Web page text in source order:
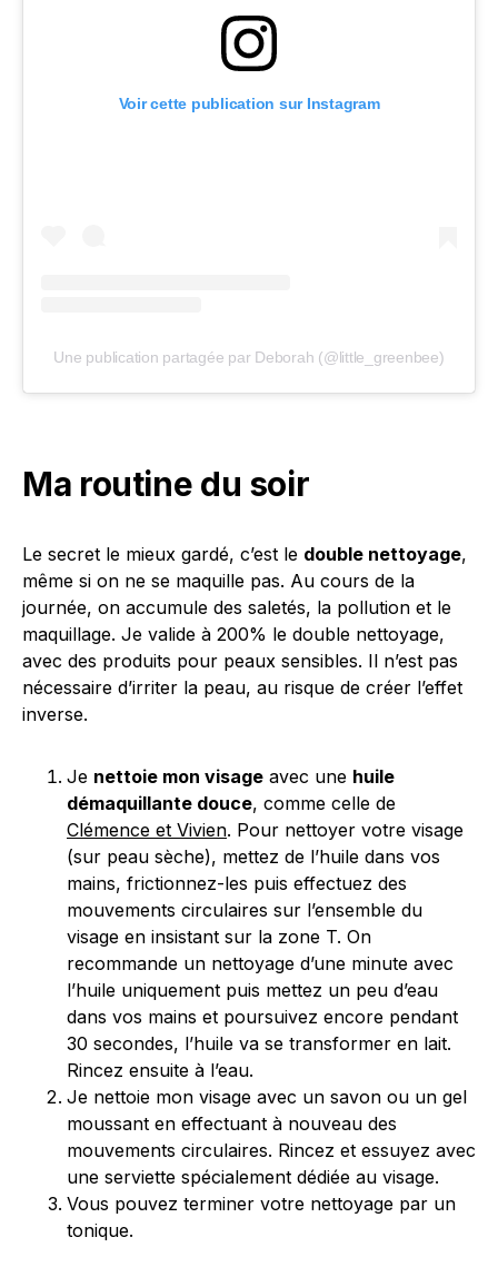
Voir cette publication sur Instagram
Une publication partagée par Deborah (@little_greenbee)
Ma routine du soir
Le secret le mieux gardé, c’est le double nettoyage,
même si on ne se maquille pas. Au cours de la
journée, on accumule des saletés, la pollution et le
maquillage. Je valide à 200% le double nettoyage,
avec des produits pour peaux sensibles. Il n’est pas
nécessaire d’irriter la peau, au risque de créer l’effet
inverse.
Je nettoie mon visage avec une huile
démaquillante douce, comme celle de
Clémence et Vivien. Pour nettoyer votre visage
(sur peau sèche), mettez de l’huile dans vos
mains, frictionnez-les puis effectuez des
mouvements circulaires sur l’ensemble du
visage en insistant sur la zone T. On
recommande un nettoyage d’une minute avec
l’huile uniquement puis mettez un peu d’eau
dans vos mains et poursuivez encore pendant
30 secondes, l’huile va se transformer en lait.
Rincez ensuite à l’eau.
Je nettoie mon visage avec un savon ou un gel
moussant en effectuant à nouveau des
mouvements circulaires. Rincez et essuyez avec
une serviette spécialement dédiée au visage.
Vous pouvez terminer votre nettoyage par un
tonique.